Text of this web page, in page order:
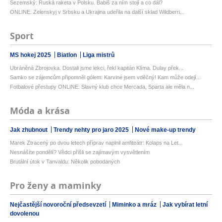
Sezemský: Ruská raketa v Polsku. Babiš za ním stojí a co dál?
ONLINE: Zelenskyj v Srbsku a Ukrajina udeřila na další sklad Wildberri...
Sport
MS hokej 2025 Biatlon Liga mistrů
Ubráněná Zbrojovka. Dostali jsme lekci, řekl kapitán Klíma. Dulay přek...
Samko se zájemcům připomněl gólem: Karviné jsem vděčný! Kam může odejí...
Fotbalové přestupy ONLINE: Slavný klub chce Mercada, Sparta ale měla n...
Móda a krása
Jak zhubnout Trendy nehty pro jaro 2025 Nové make-up trendy
Marek Ztracený po dvou letech příprav naplnil amfiteátr: Kolaps na Let...
Nesnášíte pondělí? Vědci přišli se zajímavým vysvětlením
Brutální útok v Tanvaldu: Několik pobodaných
Pro ženy a maminky
Nejčastější novoroční předsevzetí Miminko a mráz
Jak vybírat letní
dovolenou